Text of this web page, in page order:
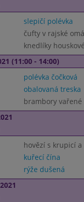
slepičí polévka
čufty v rajské
knedlíky
(11:00 - 14:00)
polévka čočková
obalovaná treska
brambory vařené
hovězí s krupicí a
kuřecí čína
rýže dušená